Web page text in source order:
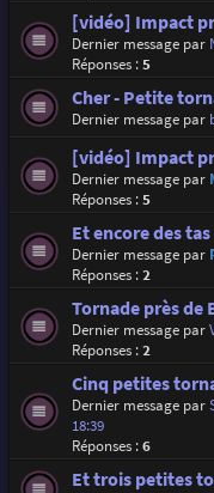
[vidéo] Impact
Dernier message par
Réponses :5
Cher - Petite
Dernier message par
[vidéo] Impact
Dernier message par
Réponses :5
Et encore des
Dernier message par
Réponses :2
Tornade près de
Dernier message par
Réponses :2
Cinq petites
Dernier message par
18:39
Réponses :6
Et trois petites